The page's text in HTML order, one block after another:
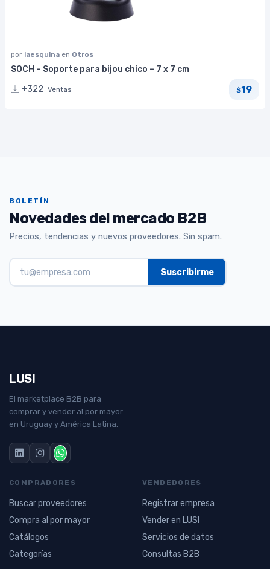
por laesquina en Otros
SOCH – Soporte para bijou chico – 7 x 7 cm
+322 Ventas $19
BOLETÍN
Novedades del mercado B2B
Precios, tendencias y nuevos proveedores. Sin spam.
LUSI
El marketplace B2B para
comprar y vender al por mayor
en Uruguay y América Latina.
COMPRADORES
Buscar proveedores
Compra al por mayor
Catálogos
Categorías
VENDEDORES
Registrar empresa
Vender en LUSI
Servicios de datos
Consultas B2B